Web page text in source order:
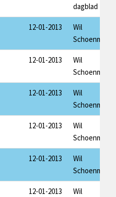
dagblad
12-01-2013
Wil
12-01-2013
Wil
12-01-2013
Wil
12-01-2013
Wil
12-01-2013
Wil
12-01-2013
Wil